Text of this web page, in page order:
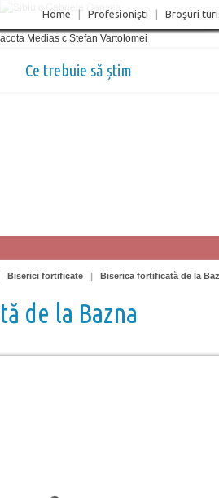
Home Profesionişti Broşuri
Ce trebuie să știm
Biserici fortificate | Biserica fortificată de la
de la Bazna